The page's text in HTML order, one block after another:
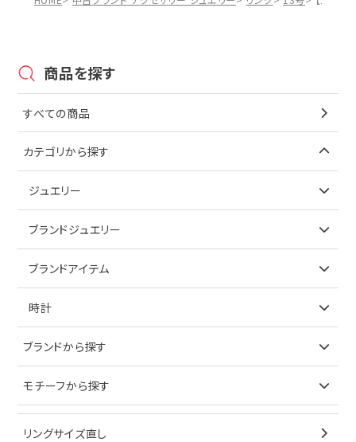
商品を探す
すべての商品
カテゴリから探す
ジュエリー
アイテムで探す
ブレスレット
ブランドジュエリー
アイテムで探す
イヤリング
ブランドアイテム
アイテムで探す
キーケース
時計
ブランドで探す
オメガ
ブランドから探す
ティファニー
ブルガリ
モチーフから探す
リングサイズ直し